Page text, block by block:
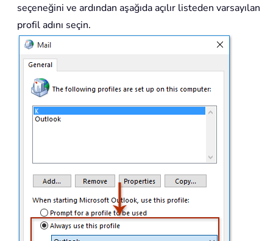
seçeneğini ve ardından aşağıda açılır listeden varsayılan
profil adını seçin.